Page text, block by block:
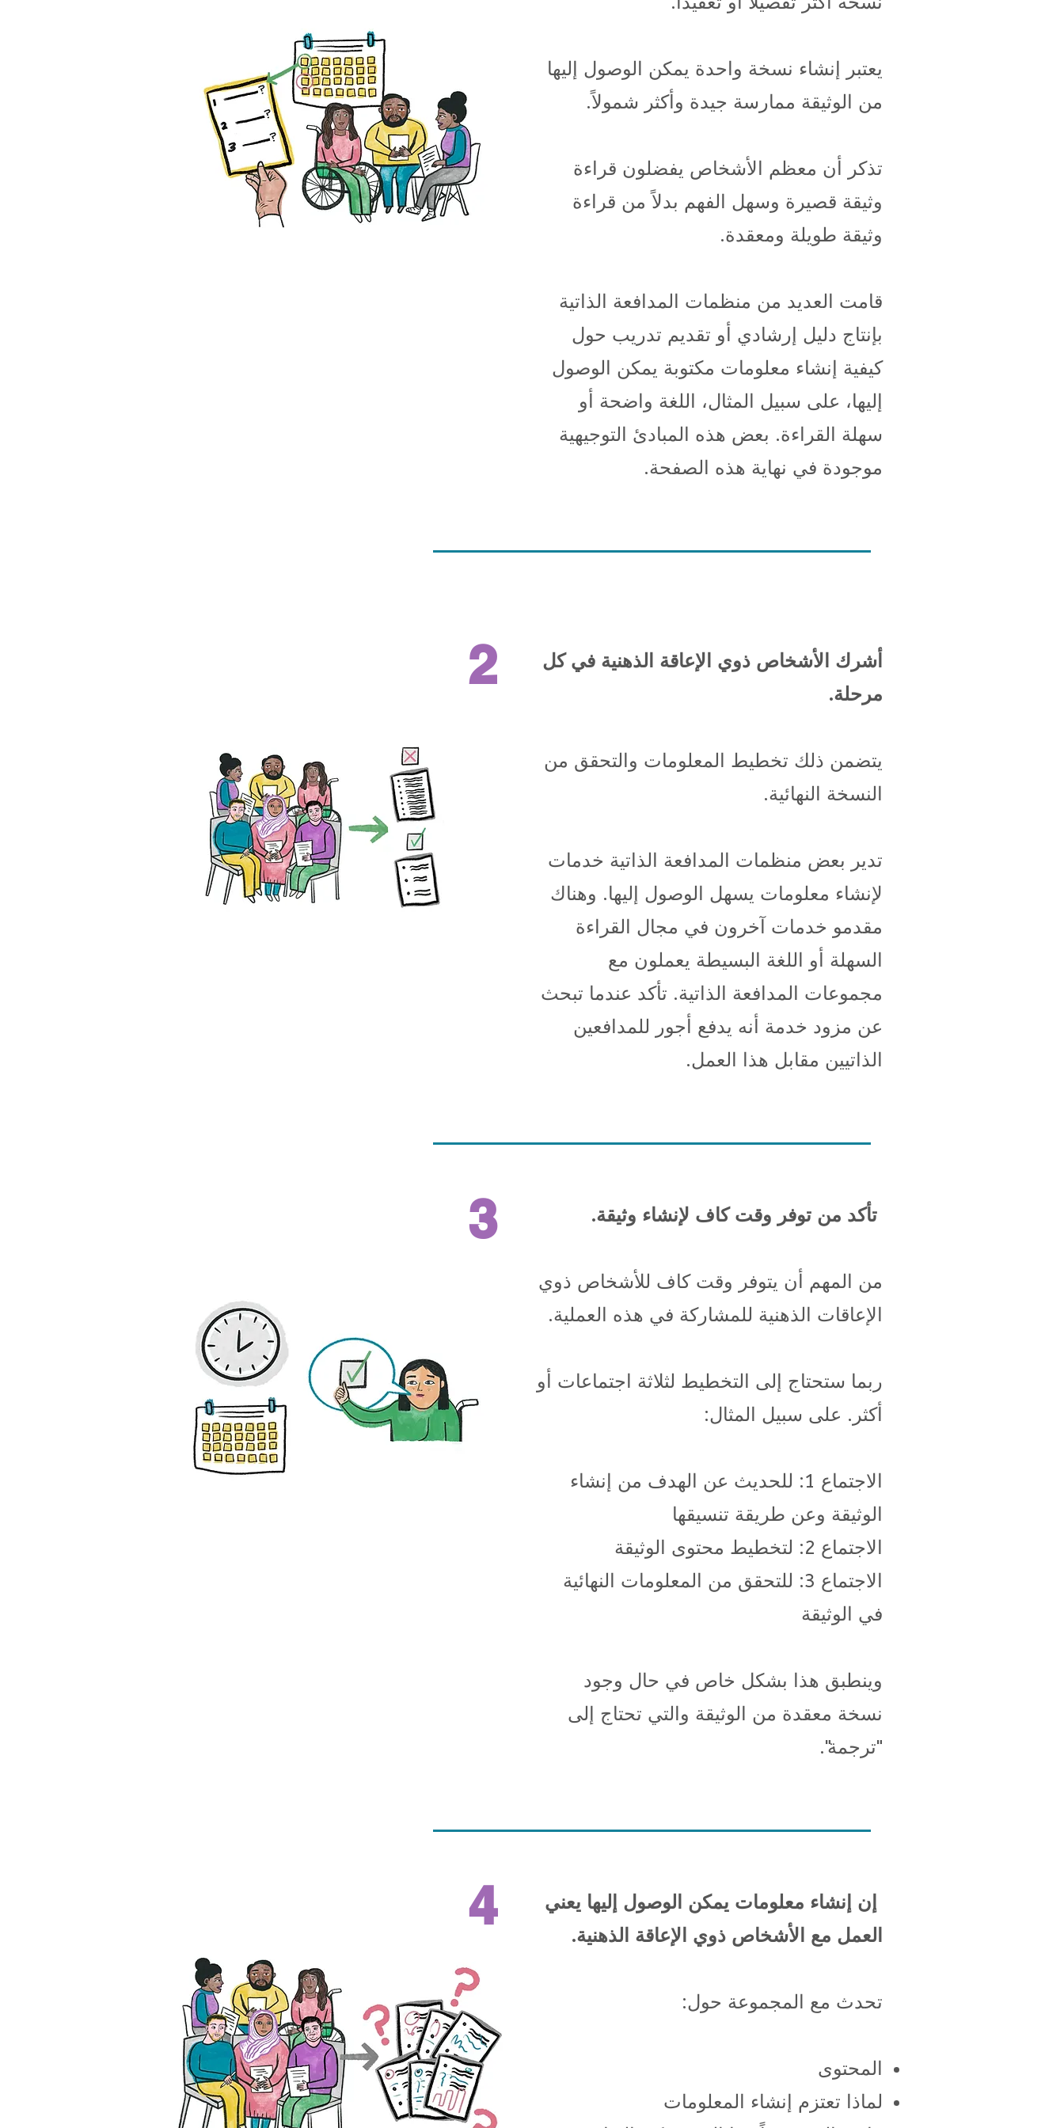
يعتبر إنشاء نسخة واحدة يمكن الوصول إليها
من الوثيقة ممارسة جيدة وأكثر شمولاً.
تذكر أن معظم الأشخاص يفضلون قراءة
وثيقة قصيرة وسهل الفهم بدلاً من قراءة
وثيقة طويلة ومعقدة.
قامت العديد من منظمات المدافعة الذاتية
بإنتاج دليل إرشادي أو تقديم تدريب حول
كيفية إنشاء معلومات مكتوبة يمكن الوصول
إليها، على سبيل المثال، اللغة واضحة أو
سهلة القراءة. بعض هذه المبادئ التوجيهية
موجودة في نهاية هذه الصفحة.
2
أشرك الأشخاص ذوي الإعاقة الذهنية في كل
مرحلة.
يتضمن ذلك تخطيط المعلومات والتحقق من
النسخة النهائية.
تدير بعض منظمات المدافعة الذاتية خدمات
لإنشاء معلومات يسهل الوصول إليها. وهناك
مقدمو خدمات آخرون في مجال القراءة
السهلة أو اللغة البسيطة يعملون مع
مجموعات المدافعة الذاتية. تأكد عندما تبحث
عن مزود خدمة أنه يدفع أجور للمدافعين
الذاتيين مقابل هذا العمل.
3 تأكد من توفر وقت كاف لإنشاء وثيقة.
من المهم أن يتوفر وقت كاف للأشخاص ذوي
الإعاقات الذهنية للمشاركة في هذه العملية.
ربما ستحتاج إلى التخطيط لثلاثة اجتماعات أو
أكثر. على سبيل المثال:
الاجتماع 1: للحديث عن الهدف من إنشاء
الوثيقة وعن طريقة تنسيقها
الاجتماع 2: لتخطيط محتوى الوثيقة
الاجتماع 3: للتحقق من المعلومات النهائية
في الوثيقة
وينطبق هذا بشكل خاص في حال وجود
نسخة معقدة من الوثيقة والتي تحتاج إلى
"ترجمة".
4
إن إنشاء معلومات يمكن الوصول إليها يعني
العمل مع الأشخاص ذوي الإعاقة الذهنية.
تحدث مع المجموعة حول:
المحتوى
لماذا تعتزم إنشاء المعلومات